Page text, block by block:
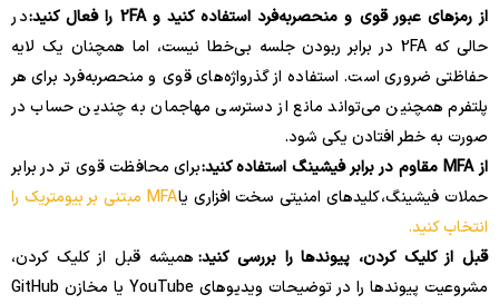
از رمزهای عبور قوی و منحصربه‌فرد استفاده کنید و 2FA را فعال کنید:
در
حالی که 2FA در برابر ربودن جلسه بی‌خطا نیست، اما همچنان یک لایه
حفاظتی ضروری است. استفاده از گذرواژه‌های قوی و منحصربه‌فرد برای هر
پلتفرم همچنین می‌تواند مانع از دسترسی مهاجمان به چندین حساب در
صورت به خطر افتادن یکی شود.
از MFA مقاوم در برابر فیشینگ استفاده کنید:
برای محافظت قوی تر در برابر
حملات فیشینگ، کلیدهای امنیتی سخت افزاری یا
MFA مبتنی بر بیومتریک را
انتخاب کنید.
قبل از کلیک کردن، پیوندها را بررسی کنید:همیشه قبل از کلیک کردن،
مشروعیت پیوندها را در توضیحات ویدیوهای YouTube یا مخازن GitHub